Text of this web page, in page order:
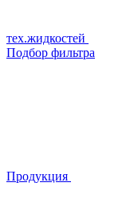
тех.жидкостей
Подбор фильтра
Продукция